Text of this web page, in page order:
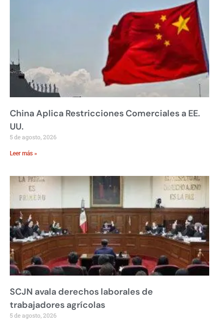
China Aplica Restricciones Comerciales a EE.
UU.
5 de agosto, 2026
Leer más »
SCJN avala derechos laborales de
trabajadores agrícolas
5 de agosto, 2026